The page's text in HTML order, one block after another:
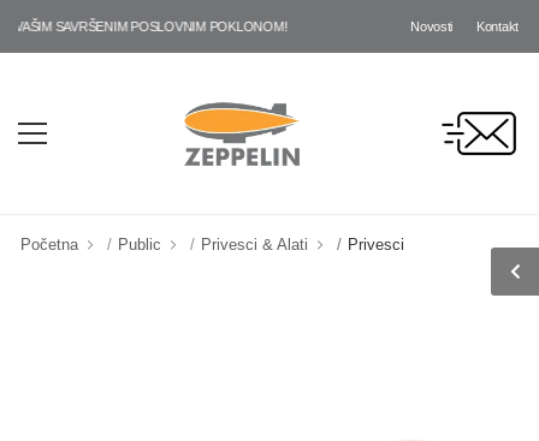
SAVRŠENIM POSLOVNIM POKLONOM! Novosti Kontakt
Početna Public Privesci & Alati Privesci